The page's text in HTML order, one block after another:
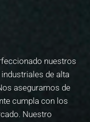
nuestros
de alta
aseguramos de
cumpla con los
Nuestro